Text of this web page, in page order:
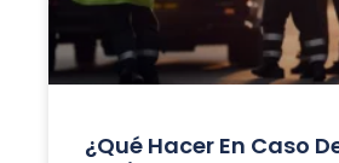
¿Qué Hacer En Caso